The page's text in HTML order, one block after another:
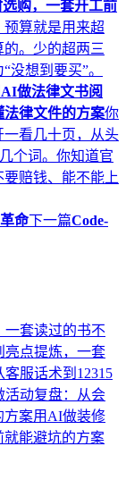
购，一套开工前
算就是用来超
。少的超两三
没想到要买”。
做法律文书阅
律文件的方案你
看几十页，从头
个词。你知道官
赔钱、能不能上
命下一篇Code-
一套读过的书不
亮点提炼，一套
服话术到12315
活动复盘：从会
方案用AI做装修
能避坑的方案